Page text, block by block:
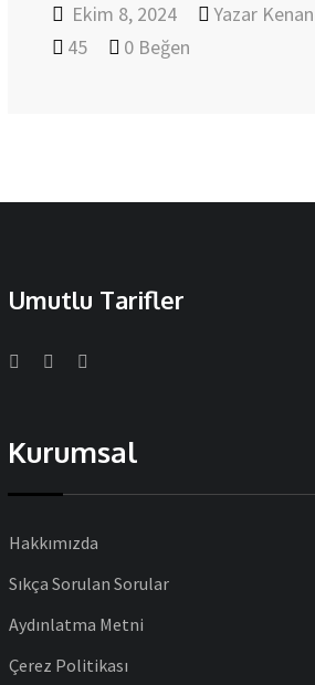
Ekim 8, 2024 Yazar
45
0 Beğen
Umutlu Tarifler
Kurumsal
Hakkımızda
Sıkça Sorulan Sorular
Aydınlatma Metni
Çerez Politikası